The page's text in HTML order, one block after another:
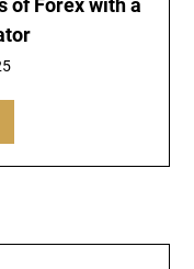
of Forex with a